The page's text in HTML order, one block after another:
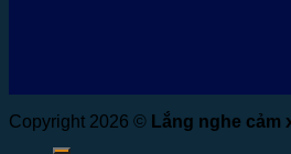
Copyright 2026 © Lắng nghe cảm